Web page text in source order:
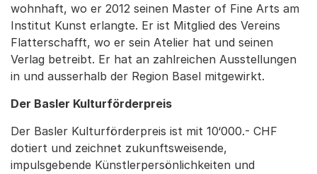
wohnhaft, wo er 2012 seinen Master of Fine Arts am
Institut Kunst erlangte. Er ist Mitglied des Vereins
Flatterschafft, wo er sein Atelier hat und seinen
Verlag betreibt. Er hat an zahlreichen Ausstellungen
in und ausserhalb der Region Basel mitgewirkt.
Der Basler Kulturförderpreis
Der Basler Kulturförderpreis ist mit 10‘000.- CHF
dotiert und zeichnet zukunftsweisende,
impulsgebende Künstlerpersönlichkeiten und